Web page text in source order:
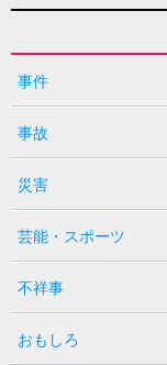
事件
事故
災害
芸能・スポーツ
不祥事
おもしろ